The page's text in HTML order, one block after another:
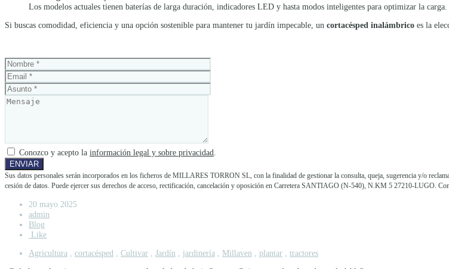
Los modelos actuales tienen baterías de larga duración, indicadores LED y hasta modos inteligentes para optimizar la carga.
Si buscas comodidad, eficiencia y una opción sostenible para mantener tu jardín impecable, un cortacésped inalámbrico es la
Conozco y acepto la información legal y sobre privacidad.
Sus datos personales serán incorporados en los ficheros de MILLARES TORRON SL, con la finalidad de gestionar la consulta, queja, sugerencia y/o
cesión de datos. Puede ejercer sus derechos de acceso, rectificación, cancelación y oposición en Carretera SANTIAGO (N-540), N.KM 5 27210-LUGO.
20 mayo 2025
admin
Blog
Like
Agricultura
cortacésped Cultivar Jardín jardinería Millaven plantar
tractores